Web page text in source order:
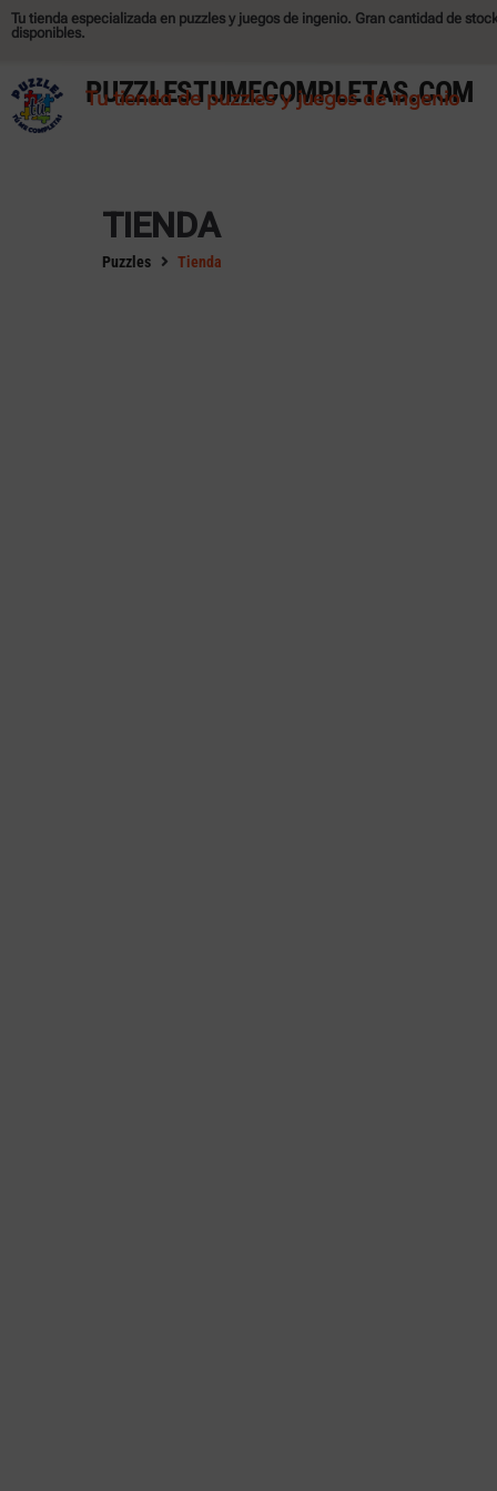
Tu tienda especializada en puzzles y juegos de ingenio. Gran cantidad de
disponibles.
PUZZLESTUMECOMPLETAS.COM
Tu tienda de puzzles y juegos de ingenio
TIENDA
Puzzles Tienda